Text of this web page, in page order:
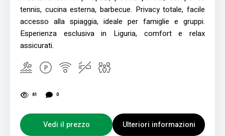
tennis, cucina esterna, barbecue. Privacy totale, facile
accesso alla spiaggia, ideale per famiglie e gruppi.
Esperienza esclusiva in Liguria, comfort e relax
assicurati.
61 0
Vedi il prezzo Ulteriori informazioni